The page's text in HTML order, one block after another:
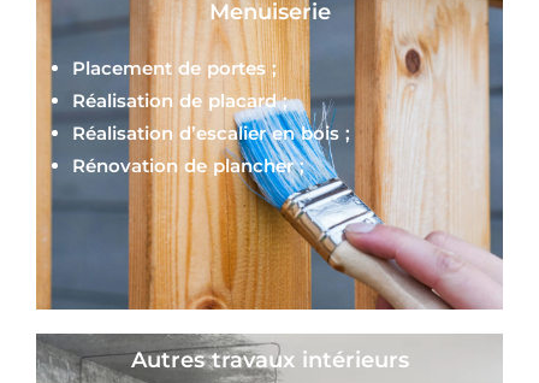
Menuiserie
Placement de portes ;
Réalisation de placard ;
Réalisation d’escalier en bois ;
Rénovation de plancher ;
Autres travaux intérieurs